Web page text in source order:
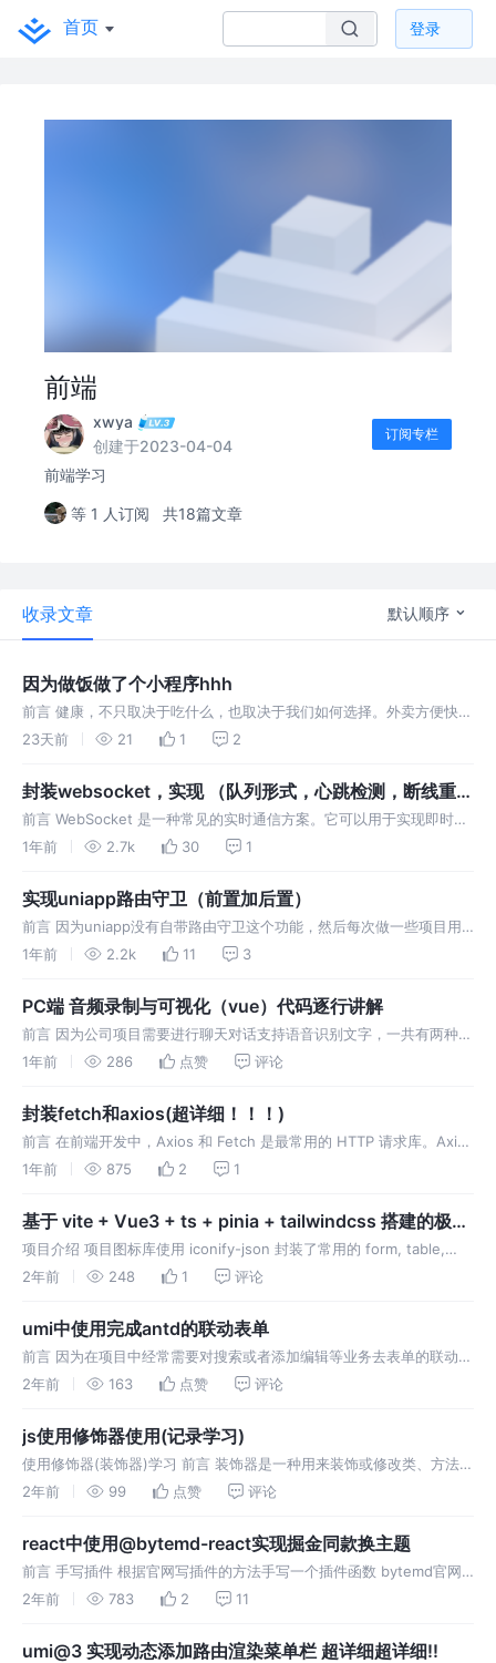
首页 登录
前端
xwya
创建于2023-04-04
订阅专栏
前端学习
等 1 人订阅 共18篇文章
收录文章 默认顺序
因为做饭做了个小程序hhh
前言 健康，不只取决于吃什么，也取决于我们如何选择。外卖方便快
捷，适合在忙碌的时候解决一餐，但长期依赖外卖，容易出现油盐偏
却可以更好地控制
23天前 21 1 2
封装websocket，实现 （队列形式，心跳检测，断线重
连，离线数据重发）
前言 WebSocket 是一种常见的实时通信方案。它可以用于实现即时聊
天、推送消息、在线状态同步等功能。然而，WebSocket 连接容易受
1年前 2.7k 30 1
实现uniapp路由守卫（前置加后置）
前言 因为uniapp没有自带路由守卫这个功能，然后每次做一些项目用
到鉴权的地方就只能在app.vue文件里面写，在网上也找了很多资料，
1年前 2.2k 11 3
PC端 音频录制与可视化（vue）代码逐行讲解
前言 因为公司项目需要进行聊天对话支持语音识别文字，一共有两种方
式： 使用浏览器自带语音识别文字 使用音频录制将文件传给后端转文
1年前 286 点赞 评论
封装fetch和axios(超详细！！！)
前言 在前端开发中，Axios 和 Fetch 是最常用的 HTTP 请求库。Axios
提供了更丰富的功能，而 Fetch 是原生的浏览器 API。为了更高的可维
1年前 875 2 1
基于 vite + Vue3 + ts + pinia + tailwindcss 搭建的极简
模板(自用)
项目介绍 项目图标库使用 iconify-json 封装了常用的 form, table,
tabs 组件 支持布局更改，支持主题更改 项目预览地址：在线地址 项目
2年前 248 1 评论
umi中使用完成antd的联动表单
前言 因为在项目中经常需要对搜索或者添加编辑等业务去表单的联动效
果,我之前封装的思路是用useMode去实现表单的联动,但是联动的效果
2年前 163 点赞 评论
js使用修饰器使用(记录学习)
使用修饰器(装饰器)学习 前言 装饰器是一种用来装饰或修改类、方法、
属性等代码的特殊语法，它允许开发者在不修改原有代码结构的情况
2年前 99 点赞 评论
react中使用@bytemd-react实现掘金同款换主题
前言 手写插件 根据官网写插件的方法手写一个插件函数 bytemd官网
插件文件mathPlugin mdTheme文件(用于处理图标以及列表和主题样
2年前 783 2 11
umi@3 实现动态添加路由渲染菜单栏 超详细超详细!!